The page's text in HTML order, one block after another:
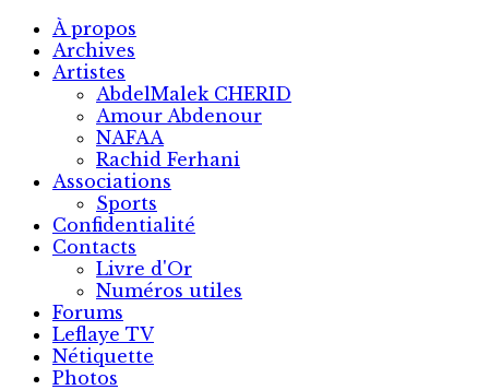
Skip
content
À propos
Archives
Artistes
AbdelMalek CHERID
Amour Abdenour
NAFAA
Rachid Ferhani
Associations
Sports
Confidentialité
Contacts
Livre d'Or
Numéros utiles
Forums
Leflaye TV
Nétiquette
Photos